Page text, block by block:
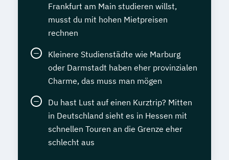
Frankfurt am Main studieren willst,
musst du mit hohen Mietpreisen
rechnen
Kleinere Studienstädte wie Marburg
oder Darmstadt haben eher provinzialen
Charme, das muss man mögen
Du hast Lust auf einen Kurztrip? Mitten
in Deutschland sieht es in Hessen mit
schnellen Touren an die Grenze eher
schlecht aus